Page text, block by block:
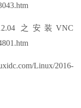
之安装VNC
Linux/2016-